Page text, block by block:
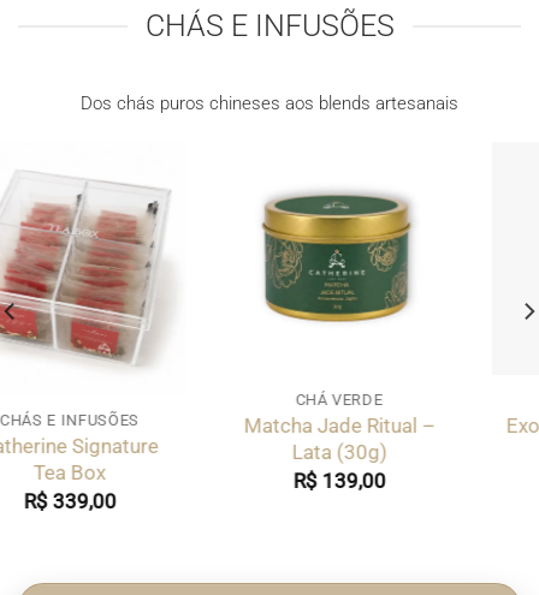
CHÁS E INFUSÕES
Dos chás puros chineses aos blends artesanais
Exotic Paradise – Pink
Tin (45g)
R$
Blend Mamãe – Lata
(45g)
R$124,00